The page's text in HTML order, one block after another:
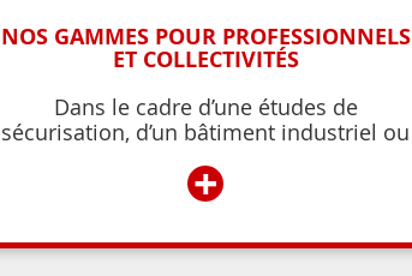
NOS GAMMES POUR PROFESSIONNELS
ET COLLECTIVITÉS
Dans le cadre d’une études de
sécurisation, d’un bâtiment industriel ou
du public,
+